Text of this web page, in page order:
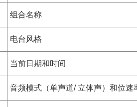
组合名称
电台风格
当前日期和时间
音频模式（单声道/ 立体声）和位速